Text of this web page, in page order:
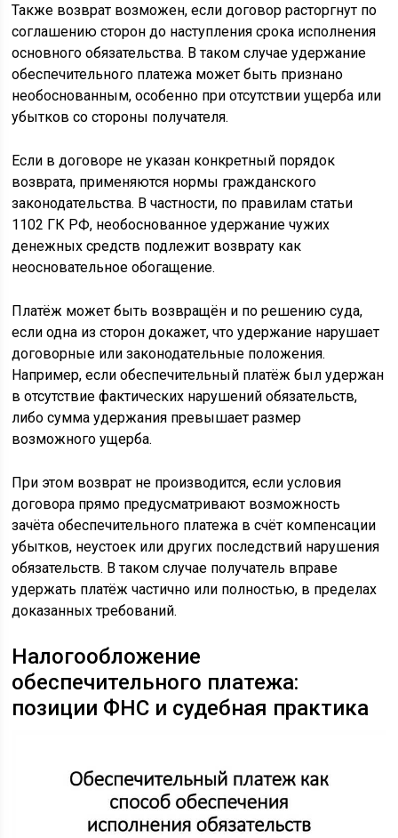
Также возврат возможен, если договор расторгнут по
соглашению сторон до наступления срока исполнения
основного обязательства. В таком случае удержание
обеспечительного платежа может быть признано
необоснованным, особенно при отсутствии ущерба или
убытков со стороны получателя.
Если в договоре не указан конкретный порядок
возврата, применяются нормы гражданского
законодательства. В частности, по правилам статьи
1102 ГК РФ, необоснованное удержание чужих
денежных средств подлежит возврату как
неосновательное обогащение.
Платёж может быть возвращён и по решению суда,
если одна из сторон докажет, что удержание нарушает
договорные или законодательные положения.
Например, если обеспечительный платёж был удержан
в отсутствие фактических нарушений обязательств,
либо сумма удержания превышает размер
возможного ущерба.
При этом возврат не производится, если условия
договора прямо предусматривают возможность
зачёта обеспечительного платежа в счёт компенсации
убытков, неустоек или других последствий нарушения
обязательств. В таком случае получатель вправе
удержать платёж частично или полностью, в пределах
доказанных требований.
Налогообложение
обеспечительного платежа:
позиции ФНС и судебная практика